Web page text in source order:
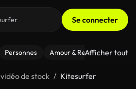
Se connecter
Personnes Amour & Relations Le
Afficher tout
de stock Kitesurfer